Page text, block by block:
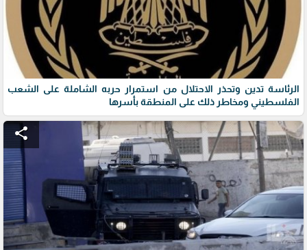
الرئاسة تدين وتحذر الاحتلال من استمرار حربه الشاملة على الشعب
الفلسطيني ومخاطر ذلك على المنطقة بأسرها
share